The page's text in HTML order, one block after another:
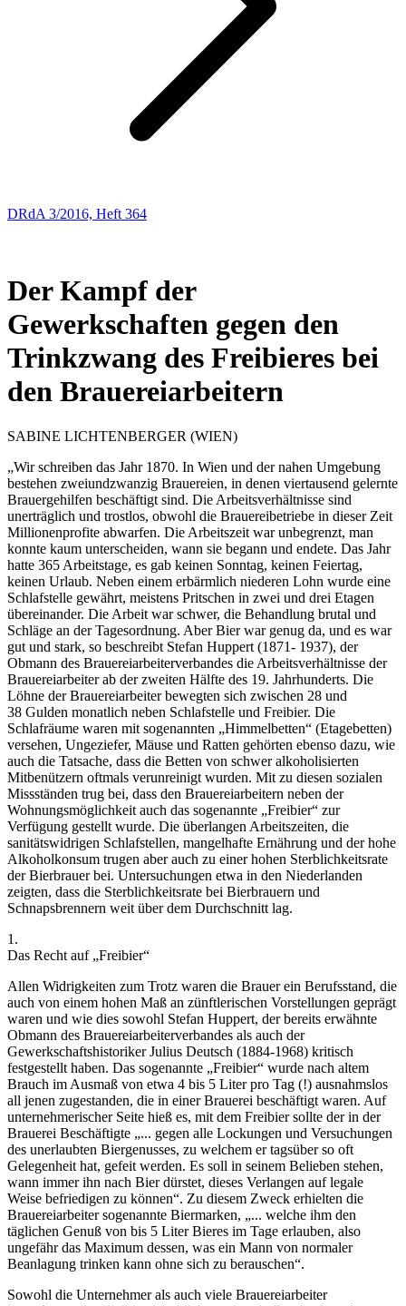
DRdA 3/2016, Heft 364
Der Kampf der
Gewerkschaften gegen den
Trinkzwang des Freibieres bei
den Brauereiarbeitern
SABINE LICHTENBERGER (WIEN)
„Wir schreiben das Jahr 1870. In Wien und der nahen Umgebung
bestehen zweiundzwanzig Brauereien, in denen viertausend gelernte
Brauergehilfen beschäftigt sind. Die Arbeitsverhältnisse sind
unerträglich und trostlos, obwohl die Brauereibetriebe in dieser Zeit
Millionenprofite abwarfen. Die Arbeitszeit war unbegrenzt, man
konnte kaum unterscheiden, wann sie begann und endete. Das Jahr
hatte 365 Arbeitstage, es gab keinen Sonntag, keinen Feiertag,
keinen Urlaub. Neben einem erbärmlich niederen Lohn wurde eine
Schlafstelle gewährt, meistens Pritschen in zwei und drei Etagen
übereinander. Die Arbeit war schwer, die Behandlung brutal und
Schläge an der Tagesordnung. Aber Bier war genug da, und es war
gut und stark, so beschreibt Stefan Huppert (1871- 1937), der
Obmann des Brauereiarbeiterverbandes die Arbeitsverhältnisse der
Brauereiarbeiter ab der zweiten Hälfte des 19. Jahrhunderts. Die
Löhne der Brauereiarbeiter bewegten sich zwischen 28 und
38 Gulden monatlich neben Schlafstelle und Freibier. Die
Schlafräume waren mit sogenannten „Himmelbetten“ (Etagebetten)
versehen, Ungeziefer, Mäuse und Ratten gehörten ebenso dazu, wie
auch die Tatsache, dass die Betten von schwer alkoholisierten
Mitbenützern oftmals verunreinigt wurden. Mit zu diesen sozialen
Missständen trug bei, dass den Brauereiarbeitern neben der
Wohnungsmöglichkeit auch das sogenannte „Freibier“ zur
Verfügung gestellt wurde. Die überlangen Arbeitszeiten, die
sanitätswidrigen Schlafstellen, mangelhafte Ernährung und der hohe
Alkoholkonsum trugen aber auch zu einer hohen Sterblichkeitsrate
der Bierbrauer bei. Untersuchungen etwa in den Niederlanden
zeigten, dass die Sterblichkeitsrate bei Bierbrauern und
Schnapsbrennern weit über dem Durchschnitt lag.
1.
Das Recht auf „Freibier“
Allen Widrigkeiten zum Trotz waren die Brauer ein Berufsstand, die
auch von einem hohen Maß an zünftlerischen Vorstellungen geprägt
waren und wie dies sowohl Stefan Huppert, der bereits erwähnte
Obmann des Brauereiarbeiterverbandes als auch der
GewerkschaftshistorikerJulius Deutsch (1884-1968) kritisch
festgestellt haben. Das sogenannte „Freibier“ wurde nach altem
Brauch im Ausmaß von etwa 4 bis 5 Liter pro Tag (!) ausnahmslos
all jenen zugestanden, die in einer Brauerei beschäftigt waren. Auf
unternehmerischer Seite hieß es, mit dem Freibier sollte der in der
Brauerei Beschäftigte „... gegen alle Lockungen und Versuchungen
des unerlaubten Biergenusses, zu welchem er tagsüber so oft
Gelegenheit hat, gefeit werden. Es soll in seinem Belieben stehen,
wann immer ihn nach Bier dürstet, dieses Verlangen auf legale
Weise befriedigen zu können“. Zu diesem Zweck erhielten die
Brauereiarbeiter sogenannte Biermarken, „... welche ihm den
täglichen Genuß von bis 5 Liter Bieres im Tage erlauben, also
ungefähr das Maximum dessen, was ein Mann von normaler
Beanlagung trinken kann ohne sich zu berauschen“.
Sowohl die Unternehmer als auch viele Brauereiarbeiter